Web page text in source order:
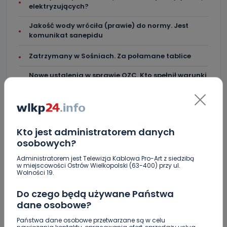
Kto jest administratorem danych
osobowych?
Administratorem jest Telewizja Kablowa Pro-Art z siedzibą
w miejscowości Ostrów Wielkopolski (63-400) przy ul.
Wolności 19.
Do czego będą używane Państwa
dane osobowe?
Państwa dane osobowe przetwarzane są w celu
elektryzujących?
Jakość wody wróciła (prawie) do normy. Jest
komunikat sanepidu
Zatrzymany w Sośniach. Za połamane tablice
Nowe ustalenia w sprawie OZC. Kto spełnił warunki
Czy aquapark w Ostrowie powinien powstać?
Rozpoczęły się konsultacje
Skomentuj ten wpis jako pierwszy!
DOŁĄCZ DO DYSKUSJI